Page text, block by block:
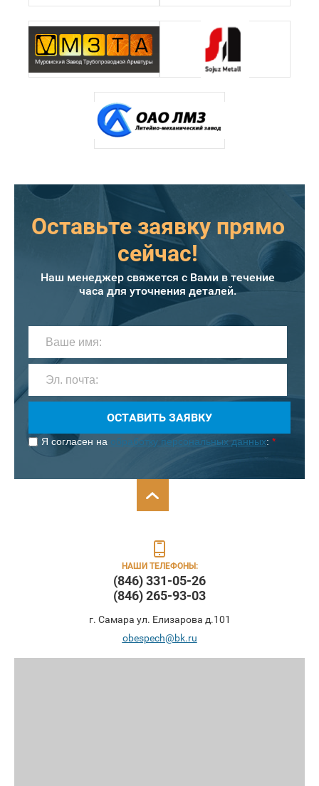
Оставьте заявку прямо
сейчас!
Наш менеджер свяжется с Вами в течение
часа для уточнения деталей.
ОСТАВИТЬ ЗАЯВКУ
Я согласен на обработку персональных данных: *
НАШИ ТЕЛЕФОНЫ:
(846) 331-05-26
(846) 265-93-03
г. Самара ул. Елизарова д.101
obespech@bk.ru